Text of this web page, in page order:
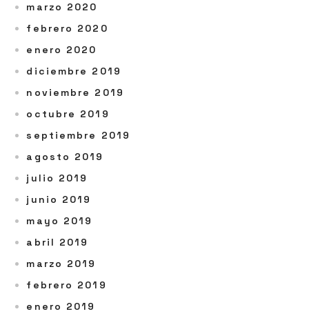
marzo 2020
febrero 2020
enero 2020
diciembre 2019
noviembre 2019
octubre 2019
septiembre 2019
agosto 2019
julio 2019
junio 2019
mayo 2019
abril 2019
marzo 2019
febrero 2019
enero 2019